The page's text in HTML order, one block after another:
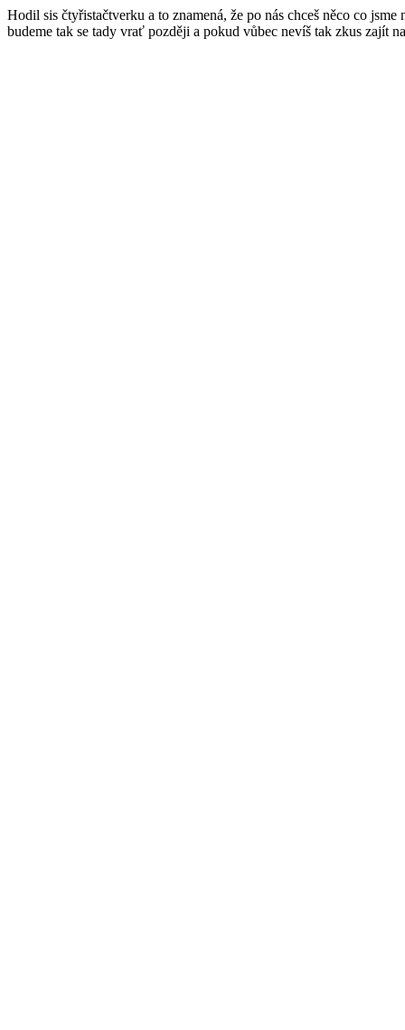
Hodil sis čtyřistačtverku a to znamená, že po nás chceš něco co
budeme tak se tady vrať později a pokud vůbec nevíš tak zkus zajít